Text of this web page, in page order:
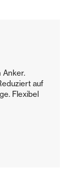
Anker.
auf
Flexibel